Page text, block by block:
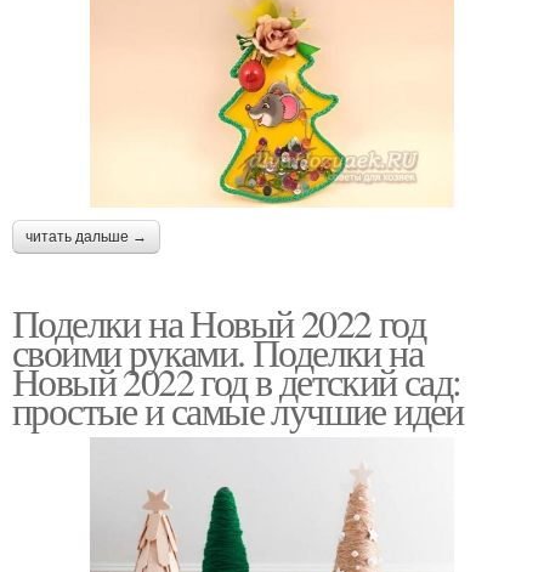
читать дальше →
Поделки на Новый 2022 год
своими руками. Поделки на
Новый 2022 год в детский сад:
простые и самые лучшие идеи